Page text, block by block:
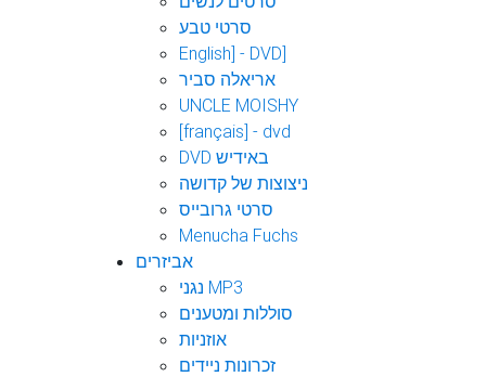
סרטי טבע
English] - DVD]
אריאלה סביר
UNCLE MOISHY
[français] - dvd
DVD באידיש
ניצוצות של קדושה
סרטי גרובייס
Menucha Fuchs
אביזרים
נגני MP3
סוללות ומטענים
אוזניות
זכרונות ניידים